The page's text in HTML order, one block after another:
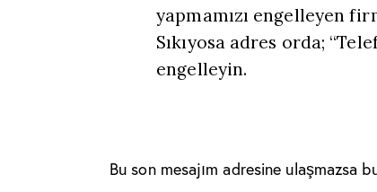
yapmamızı engelleyen
Sıkıyosa adres orda;
engelleyin.
Bu son mesajım adresine ulaşmazsa